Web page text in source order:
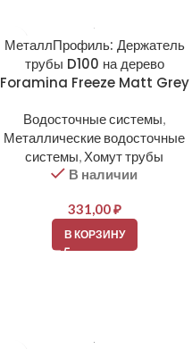
МеталлПрофиль: Держатель
трубы D100 на дерево
Foramina Freeze Matt Grey
Водосточные системы,
Металлические водосточные
системы, Хомут трубы
В наличии
331,00₽
В КОРЗИНУ